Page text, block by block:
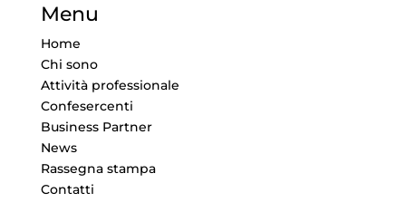
Menu
Home
Chi sono
Attività professionale
Confesercenti
Business Partner
News
Rassegna stampa
Contatti